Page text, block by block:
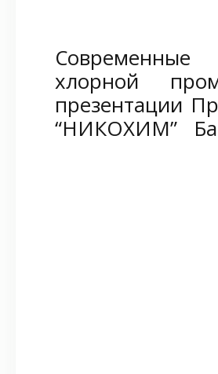
Современные
хлорной
презентации
“НИКОХИМ”